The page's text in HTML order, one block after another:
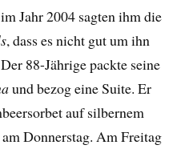
Jahr 2004 sagten ihm die
, dass es nicht gut um ihn
88-Jährige packte seine
und bezog eine Suite. Er
auf silbernem
Donnerstag. Am Freitag